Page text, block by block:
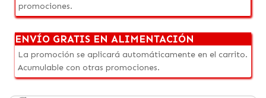
promociones.
ENVÍO GRATIS EN ALIMENTACIÓN
La promoción se aplicará automáticamente en el carrito.
Acumulable con otras promociones.